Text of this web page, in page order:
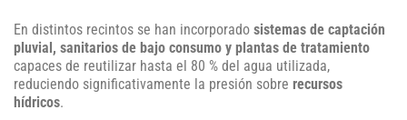
En distintos recintos se han incorporado sistemas de captación
pluvial, sanitarios de bajo consumo y plantas de tratamiento
capaces de reutilizar hasta el 80 % del agua utilizada,
reduciendo significativamente la presión sobre recursos
hídricos.